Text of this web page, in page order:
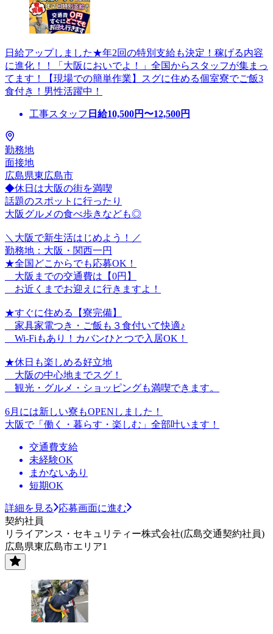
日給アップしました★年2回の特別支給も決定！稼げる内容
に進化！！「大阪においでよ！」全国からスタッフが集まっ
てます！【現場での簡単作業】スグに住める個室寮でご飯3
食付き！男性活躍中！
工事スタッフ 日給10,500円〜12,500円
勤務地
面接地
広島県東広島市
◆休日は大阪の街を満喫
話題のスポットに行ったり
大阪グルメの食べ歩きなども◎
＼大阪で新生活はじめよう！／
勤務地：大阪・関西一円
★全国どこからでも応募OK！
大阪までの交通費は【0円】
お近くまでお迎えに行きますよ！
★すぐに住める【寮完備】
家具家電つき・ご飯も３食付いて快適♪
Wi-Fiもあり！カバンひとつで入居OK！
★休日も楽しめる好立地
大阪の中心地までスグ！
観光・グルメ・ショッピングも満喫できます。
6月には新しい寮もOPENしました！
大阪で「働く・暮らす・楽しむ」全部叶います！
交通費支給
未経験OK
まかないあり
短期OK
詳細を見る
応募画面に進む
契約社員
リライアンス・セキュリティー株式会社(広島交通契約社員)
広島県東広島市エリア1